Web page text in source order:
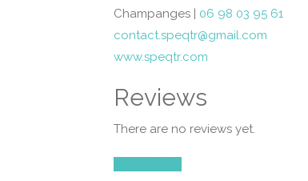
Champanges | 06 98 03 95 61
contact.speqtr@gmail.com
www.speqtr.com
Reviews
There are no reviews yet.